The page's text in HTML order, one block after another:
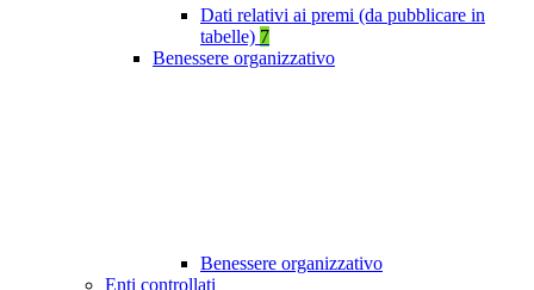
Dati relativi ai premi (da pubblicare in
tabelle) 7
Benessere organizzativo
Benessere organizzativo
Enti controllati